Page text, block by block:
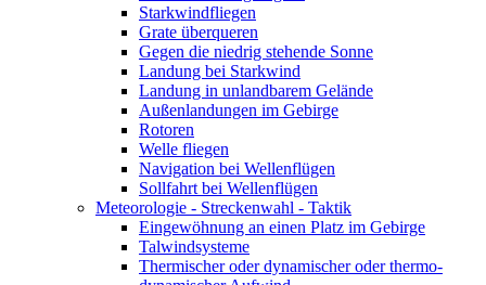
Starkwindfliegen
Grate überqueren
Gegen die niedrig stehende Sonne
Landung bei Starkwind
Landung in unlandbarem Gelände
Außenlandungen im Gebirge
Rotoren
Welle fliegen
Navigation bei Wellenflügen
Sollfahrt bei Wellenflügen
Meteorologie - Streckenwahl - Taktik
Eingewöhnung an einen Platz im Gebirge
Talwindsysteme
Thermischer oder dynamischer oder thermo-